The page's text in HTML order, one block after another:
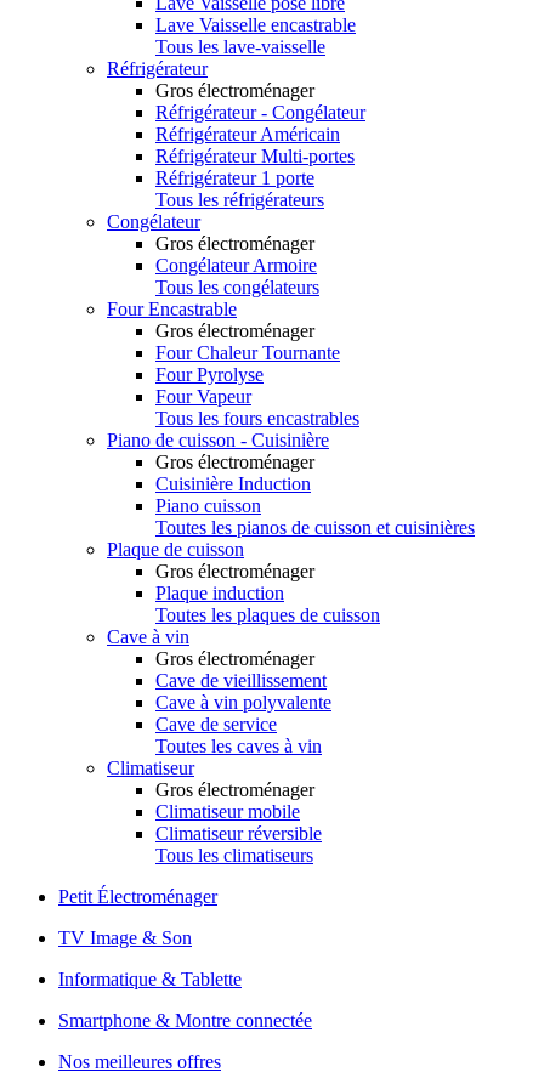
Lave Vaisselle encastrable
Tous les lave-vaisselle
Réfrigérateur
Gros électroménager
Réfrigérateur - Congélateur
Réfrigérateur Américain
Réfrigérateur Multi-portes
Réfrigérateur 1 porte
Tous les réfrigérateurs
Congélateur
Gros électroménager
Congélateur Armoire
Tous les congélateurs
Four Encastrable
Gros électroménager
Four Chaleur Tournante
Four Pyrolyse
Four Vapeur
Tous les fours encastrables
Piano de cuisson - Cuisinière
Gros électroménager
Cuisinière Induction
Piano cuisson
Toutes les pianos de cuisson et cuisinières
Plaque de cuisson
Gros électroménager
Plaque induction
Toutes les plaques de cuisson
Cave à vin
Gros électroménager
Cave de vieillissement
Cave à vin polyvalente
Cave de service
Toutes les caves à vin
Climatiseur
Gros électroménager
Climatiseur mobile
Climatiseur réversible
Tous les climatiseurs
Petit Électroménager
TV Image & Son
Informatique & Tablette
Smartphone & Montre connectée
Nos meilleures offres